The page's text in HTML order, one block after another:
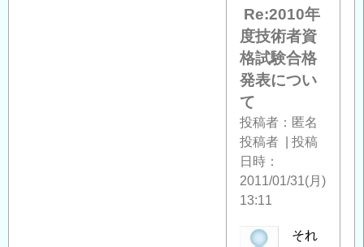
Re:2010年
度技術者資
格試験合格
発表につい
て
投稿者
匿名
投稿者
投稿
日時
2011/01/31(月)
13:11
匿
それ